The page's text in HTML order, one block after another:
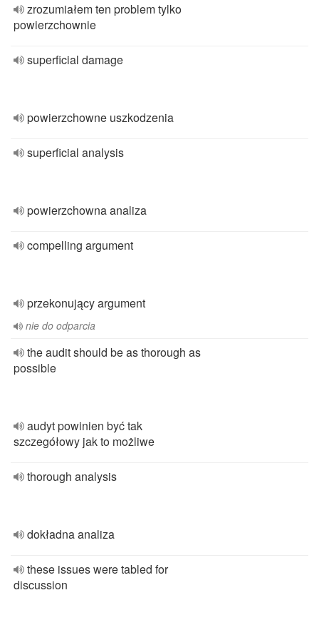
zrozumiałem ten problem tylko
powierzchownie
superficial damage
powierzchowne uszkodzenia
superficial analysis
powierzchowna analiza
compelling argument
przekonujący argument
nie do odparcia
the audit should be as thorough as
possible
audyt powinien być tak
szczegółowy jak to możliwe
thorough analysis
dokładna analiza
these issues were tabled for
discussion